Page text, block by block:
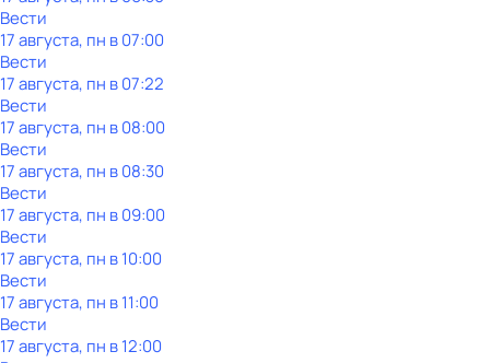
Вести
17 августа, пн в 07:00
Вести
17 августа, пн в 07:22
Вести
17 августа, пн в 08:00
Вести
17 августа, пн в 08:30
Вести
17 августа, пн в 09:00
Вести
17 августа, пн в 10:00
Вести
17 августа, пн в 11:00
Вести
17 августа, пн в 12:00